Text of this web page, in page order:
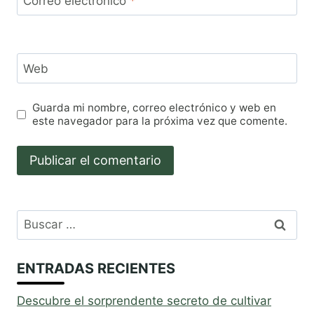
Web
Guarda mi nombre, correo electrónico y web en
este navegador para la próxima vez que comente.
Buscar:
ENTRADAS RECIENTES
Descubre el sorprendente secreto de cultivar